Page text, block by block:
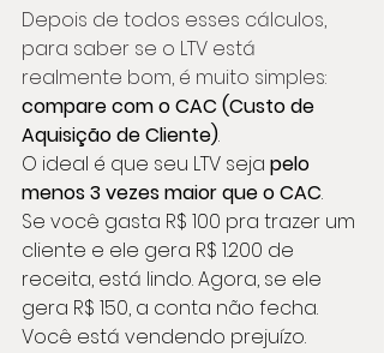
Depois de todos esses cálculos,
para saber se o LTV está
realmente bom, é muito simples:
compare com o CAC (Custo de
Aquisição de Cliente).
O ideal é que seu LTV seja pelo
menos 3 vezes maior que o CAC.
Se você gasta R$ 100 pra trazer um
cliente e ele gera R$ 1.200 de
receita, está lindo. Agora, se ele
gera R$ 150, a conta não fecha.
Você está vendendo prejuízo.